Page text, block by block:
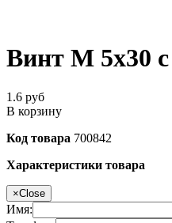
Винт М 5х30
1.6 руб
В корзину
Код товара 700842
Характеристики товара
×Close
Имя: